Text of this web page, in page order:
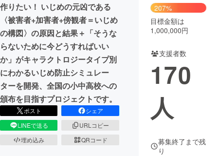
CAMPFIRE for Social Good
CAMPFIRE Creation
CAMPFIREふるさと納税machi-ya コミュニティ
作りたい！ いじめの元凶である
〈被害者+加害者+傍観者＝いじめ
の構図〉の原因と結果＋「そうな
らないために今どうすればいい
か」がキャラクトロジータイプ別
にわかるいじめ防止シミュレー
ターを開発、全国の小中高校への
頒布を目指すプロジェクトです。
ポスト
シェア
LINEで送る
URLコピー
埋め込み
QRコード
207%
目標金額は
1,000,000円
支援者数
170
人
募集終了まで残
り